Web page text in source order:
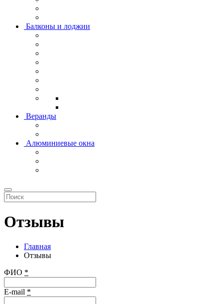
Балконы и лоджии
Веранды
Алюминиевые окна
Отзывы
Главная
Отзывы
ФИО *
E-mail *